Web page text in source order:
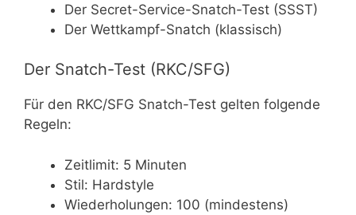
Der Secret-Service-Snatch-Test (SSST)
Der Wettkampf-Snatch (klassisch)
Der Snatch-Test (RKC/SFG)
Für den RKC/SFG Snatch-Test gelten folgende
Regeln:
Zeitlimit: 5 Minuten
Stil: Hardstyle
Wiederholungen: 100 (mindestens)